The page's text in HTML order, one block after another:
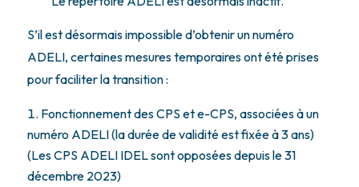
S’il est désormais impossible d’obtenir un numéro
ADELI, certaines mesures temporaires ont été prises
pour faciliter la transition :
Fonctionnement des CPS et e-CPS, associées à un
numéro ADELI (la durée de validité est fixée à 3 ans)
(Les CPS ADELI IDEL sont opposées depuis le 31
décembre 2023)